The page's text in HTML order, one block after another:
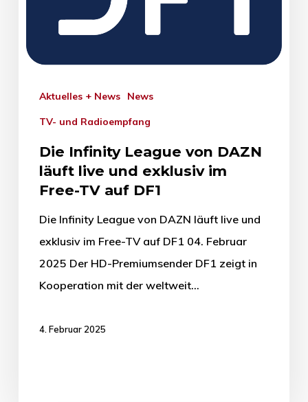
Aktuelles + News News
TV- und Radioempfang
Die Infinity League von DAZN
läuft live und exklusiv im
Free-TV auf DF1
Die Infinity League von DAZN läuft live und
exklusiv im Free-TV auf DF1 04. Februar
2025 Der HD-Premiumsender DF1 zeigt in
Kooperation mit der weltweit…
4. Februar 2025